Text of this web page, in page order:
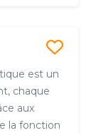
est un
chaque
aux
la fonction